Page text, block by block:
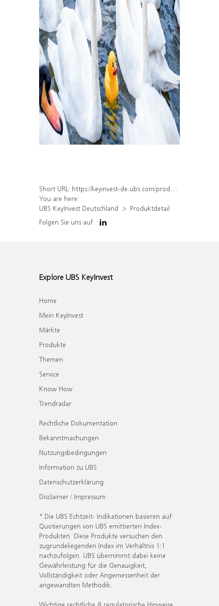
Short URL: https://keyinvest-de.ubs.com/produkt/detail/index/isin/DE000WA7GBD5
You are here:
UBS KeyInvest Deutschland
Produktdetail
Folgen Sie uns auf
Explore UBS KeyInvest
Home
Mein KeyInvest
Märkte
Produkte
Themen
Service
Know How
Trendradar
Rechtliche Dokumentation
Bekanntmachungen
Nutzungsbedingungen
Information zu UBS
Datenschutzerklärung
Disclaimer / Impressum
* Die UBS Echtzeit- Indikationen basieren auf
Quotierungen von UBS emittierten Index-
Produkten. Diese Produkte versuchen den
zugrundeliegenden Index im Verhältnis 1:1
nachzufolgen. UBS übernimmt dabei keine
Gewährleistung für die Genauigkeit,
Vollständigkeit oder Angemessenheit der
angewandten Methodik.